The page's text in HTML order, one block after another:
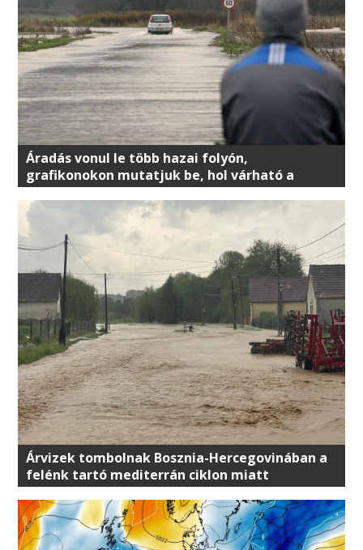
Áradás vonul le több hazai folyón,
grafikonokon mutatjuk be, hol várható a
legkritikusabb helyzet
Árvizek tombolnak Bosznia-Hercegovinában a
felénk tartó mediterrán ciklon miatt